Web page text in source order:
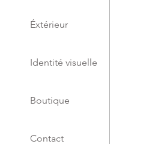
Éxtérieur
Identité visuelle
Boutique
Contact